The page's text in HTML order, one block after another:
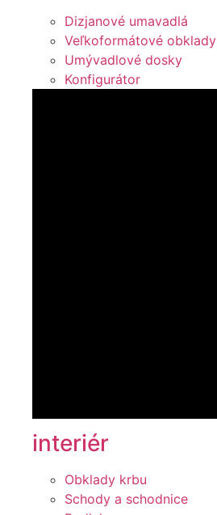
Dizjanové umavadlá
Veľkoformátové obklady
Umývadlové dosky
Konfigurátor
interiér
Obklady krbu
Schody a schodnice